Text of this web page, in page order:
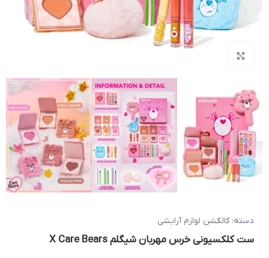
دسته: کالکشن لوازم آرایشی
ست کلکسیونی خرس مهربان شیگلم X Care Bears